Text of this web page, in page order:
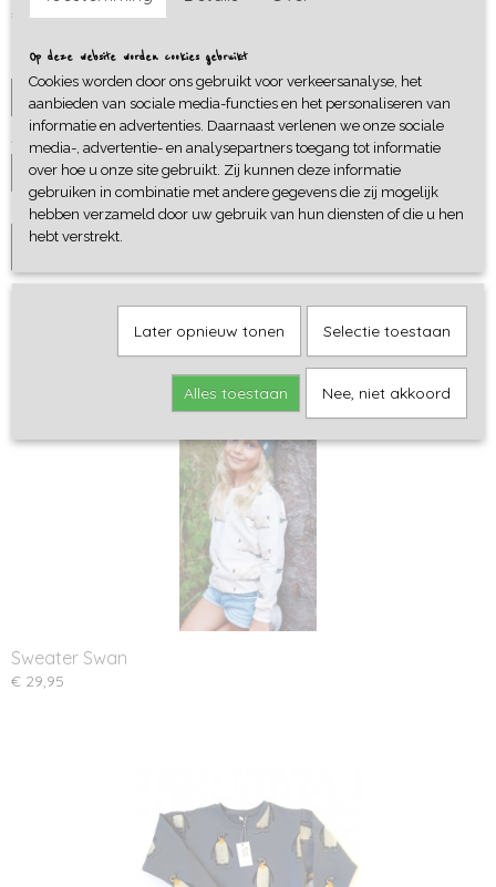
€ 29,95
Maat
Aantal
IN WINKELWAGEN
Sweater Swan
€ 29,95
Op deze website worden cookies gebruikt
Cookies worden door ons gebruikt voor verkeersanalyse, het
aanbieden van sociale media-functies en het personaliseren van
informatie en advertenties. Daarnaast verlenen we onze sociale
media-, advertentie- en analysepartners toegang tot informatie
over hoe u onze site gebruikt. Zij kunnen deze informatie
gebruiken in combinatie met andere gegevens die zij mogelijk
hebben verzameld door uw gebruik van hun diensten of die u hen
hebt verstrekt.
Later opnieuw tonen Selectie toestaan
Alles toestaan Nee, niet akkoord